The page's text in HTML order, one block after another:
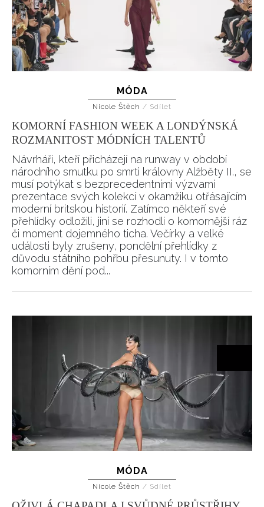
MÓDA
Nicole Štěch / Sdílet
KOMORNÍ FASHION WEEK A LONDÝNSKÁ
ROZMANITOST MÓDNÍCH TALENTŮ
Návrháři, kteří přicházejí na runway v období
národního smutku po smrti královny Alžběty II., se
musí potýkat s bezprecedentními výzvami
prezentace svých kolekcí v okamžiku otřásajícím
moderní britskou historií. Zatímco někteří své
přehlídky odložili, jiní se rozhodli o komornější ráz
či moment dojemného ticha. Večírky a velké
události byly zrušeny, pondělní přehlídky z
důvodu státního pohřbu přesunuty. I v tomto
komorním dění pod...
MÓDA
Nicole Štěch / Sdílet